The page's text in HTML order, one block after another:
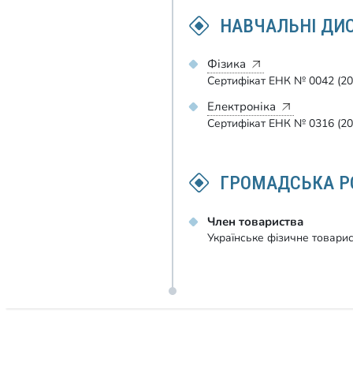
НАВЧАЛЬНІ
Фізика
Сертифікат ЕНК № 0042
Електроніка
Сертифікат ЕНК № 0316
ГРОМАДСЬКА
Член товариства
Українське фізичне